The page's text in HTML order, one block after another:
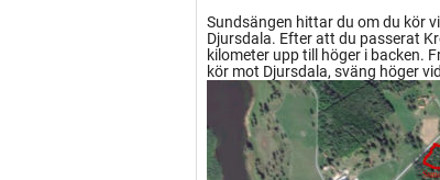
Sundsängen hittar du om du kör
Djursdala. Efter att du passerat
kilometer upp till höger i backen.
kör mot Djursdala, sväng höger